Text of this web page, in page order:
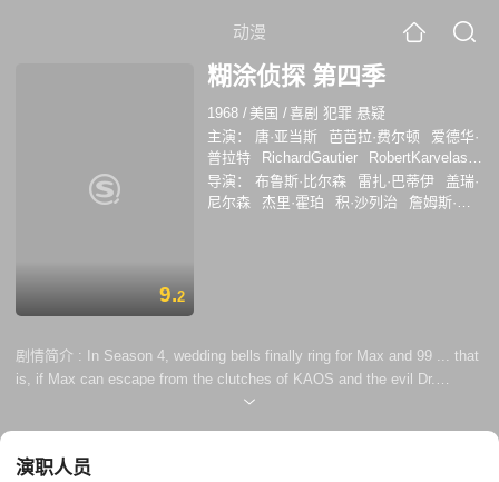
动漫
9.2
糊涂侦探 第四季
1968 / 美国 /喜剧 犯罪 悬疑
主演：
唐·亚当斯 芭芭拉·费尔顿
爱德华·
普拉特
RichardGautier
RobertKarvelas
威廉·沙勒特
AnnElder
伯尼·克佩尔
KingMoody
珍妮杜罗
伦纳德施确郎
导演： 布鲁斯·比尔森 雷扎·巴蒂伊
盖瑞·
尼尔森
杰里·霍珀 积·沙列治
詹姆斯·科
剧情简介 :
In Season 4, wedding bells finally ring for Max and 99 ... that
is, if Max can escape from the clutches of KAOS and the evil Dr.
Madre, who's hidden the map to a secret uranium mine on Max's chest,
DVDs, as the agents of CONTROL go undercover ove...
演职人员